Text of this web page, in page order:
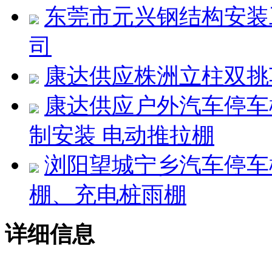
东莞市元兴钢结构安
司
康达供应株洲立柱双
康达供应户外汽车停
制安装 电动推拉棚
浏阳望城宁乡汽车停
棚、充电桩雨棚
详细信息